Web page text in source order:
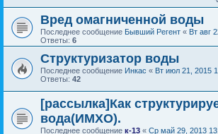
Вред омагниченной воды
Последнее сообщение Бывший Регент « Вт авг
Ответы: 6
Структуризатор воды
Последнее сообщение Инкас « Вт июл 21, 2015
Ответы: 42
[рассылка]Как
вода(ИМХО).
Последнее сообщение к-13 « Ср май 29, 2013